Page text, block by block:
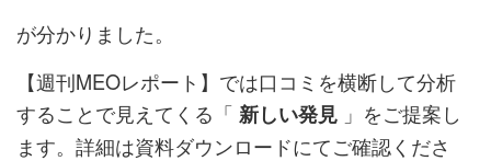
が分かりました。
【週刊MEOレポート】では口コミを横断して分析
することで見えてくる「 新しい発見 」をご提案し
ます。詳細は資料ダウンロードにてご確認くださ